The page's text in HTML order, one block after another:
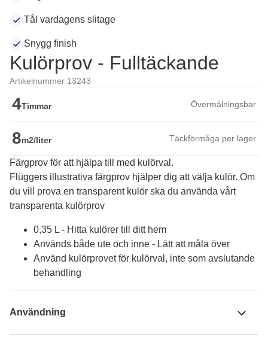
Tål vardagens slitage
Snygg finish
Kulörprov - Fulltäckande
Artikelnummer 13243
4Timmar Övermålningsbar
8m2/liter Täckförmåga per lager
Färgprov för att hjälpa till med kulörval.
Flüggers illustrativa färgprov hjälper dig att välja kulör. Om
du vill prova en transparent kulör ska du använda vårt
transparenta kulörprov
0,35 L - Hitta kulörer till ditt hem
Används både ute och inne - Lätt att måla över
Använd kulörprovet för kulörval, inte som avslutande
behandling
Användning